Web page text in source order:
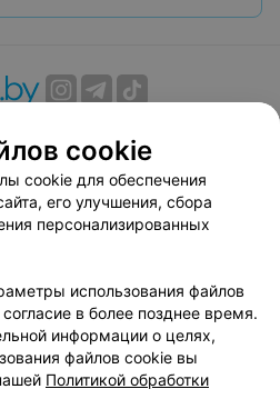
договор
Способы оплаты
по использованию сервиса
«Афиша»
соглашение
сотрудничества
relax.by
настройки cookie
данных
cookie
cookie для обеспечения
его улучшения, сбора
персонализированных
использования файлов
в более позднее время.
информации о целях,
файлов cookie вы
Политикой обработки